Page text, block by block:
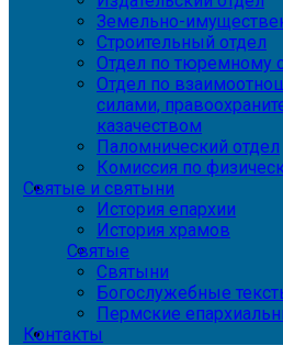
Земельно-
Строительный отдел
Отдел по тюремному
Отдел по
силами,
казачеством
Паломнический отдел
Комиссия по
Святые и святыни
История епархии
История храмов
Святые
Святыни
Богослужебные
Пермские
Контакты